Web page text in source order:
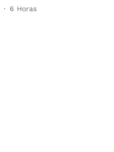
6 Horas